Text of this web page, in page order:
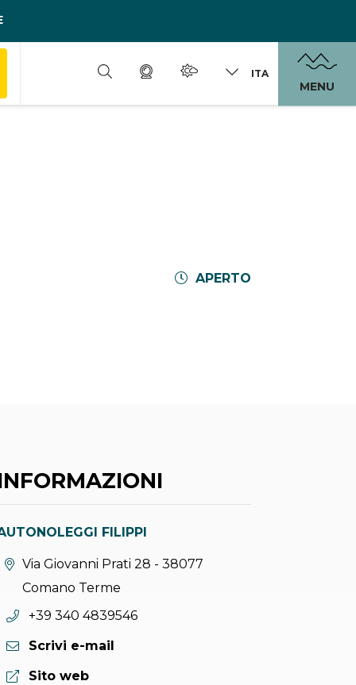
ITA
MENU
APERTO
FILIPPI
Località:
Via Giovanni Prati 28 - 38077
Comano Terme
Telefono:
+39 340 4839546
Scrivi e-mail
Sito web:
Sito web